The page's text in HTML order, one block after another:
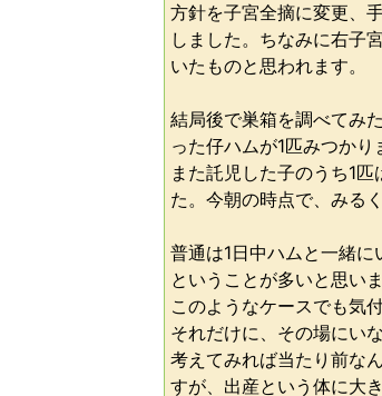
方針を子宮全摘に変更、
しました。ちなみに右子
いたものと思われます。
結局後で巣箱を調べてみ
った仔ハムが1匹みつかり
また託児した子のうち1
た。今朝の時点で、みる
普通は1日中ハムと一緒に
ということが多いと思いま
このようなケースでも気
それだけに、その場にい
考えてみれば当たり前な
すが、出産という体に大